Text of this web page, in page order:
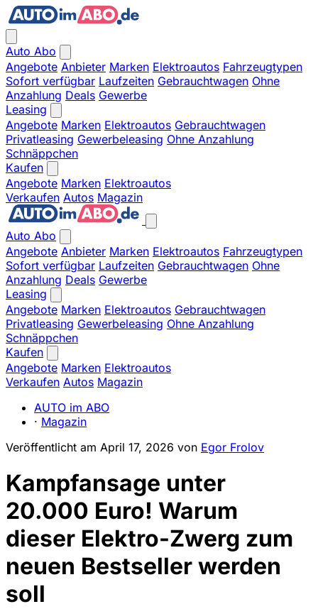
Auto Abo
Angebote Anbieter Marken Elektroautos Fahrzeugtypen
Sofort verfügbar Laufzeiten Gebrauchtwagen Ohne
Anzahlung Deals Gewerbe
Leasing
Angebote Marken Elektroautos Gebrauchtwagen
Privatleasing Gewerbeleasing Ohne Anzahlung
Schnäppchen
Kaufen
Angebote Marken Elektroautos
Verkaufen Autos Magazin
Auto Abo
Angebote Anbieter Marken Elektroautos Fahrzeugtypen
Sofort verfügbar Laufzeiten Gebrauchtwagen Ohne
Anzahlung Deals Gewerbe
Leasing
Angebote Marken Elektroautos Gebrauchtwagen
Privatleasing Gewerbeleasing Ohne Anzahlung
Schnäppchen
Kaufen
Angebote Marken Elektroautos
Verkaufen Autos Magazin
AUTO im ABO
· Magazin
Veröffentlicht am April 17, 2026 von Egor Frolov
Kampfansage unter
20.000 Euro! Warum
dieser Elektro-Zwerg zum
neuen Bestseller werden
soll